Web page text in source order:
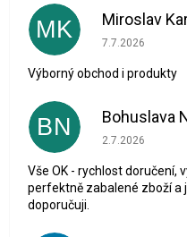
MK Miroslav
Hodnocení
7.7.2026
Výborný obchod i produkty
BN Bohuslava
Hodnocení
2.7.2026
Vše OK - rychlost doručení,
perfektně zabalené zboží a
doporučuji.